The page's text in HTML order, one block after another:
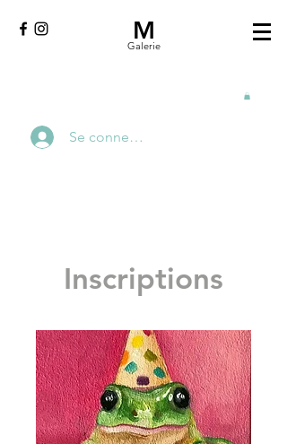
M
Galerie
Se connecter
Inscriptions